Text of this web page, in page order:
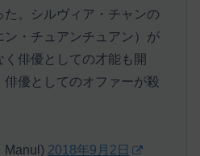
た。シルヴィア・チャンの
ン・チュアンチュアン）が
俳優としての才能も開
優としてのオファーが殺
2018年9月2日